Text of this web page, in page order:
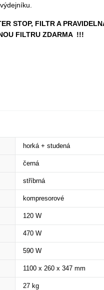
STOP, FILTR A
FILTRU ZDARMA !!!
horká + studená
černá
stříbrná
kompresorové
120 W
470 W
590 W
1100 x 260 x 347 mm
27 kg